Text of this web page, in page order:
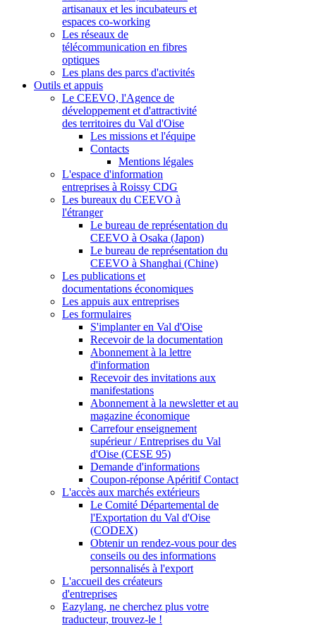
artisanaux et les incubateurs et
espaces co-working
Les réseaux de
télécommunication en fibres
optiques
Les plans des parcs d'activités
Outils et appuis
Le CEEVO, l'Agence de
développement et d'attractivité
des territoires du Val d'Oise
Les missions et l'équipe
Contacts
Mentions légales
L'espace d'information
entreprises à Roissy CDG
Les bureaux du CEEVO à
l'étranger
Le bureau de représentation du
CEEVO à Osaka (Japon)
Le bureau de représentation du
CEEVO à Shanghai (Chine)
Les publications et
documentations économiques
Les appuis aux entreprises
Les formulaires
S'implanter en Val d'Oise
Recevoir de la documentation
Abonnement à la lettre
d'information
Recevoir des invitations aux
manifestations
Abonnement à la newsletter et au
magazine économique
Carrefour enseignement
supérieur / Entreprises du Val
d'Oise (CESE 95)
Demande d'informations
Coupon-réponse Apéritif Contact
L'accès aux marchés extérieurs
Le Comité Départemental de
l'Exportation du Val d'Oise
(CODEX)
Obtenir un rendez-vous pour des
conseils ou des informations
personnalisés à l'export
L'accueil des créateurs
d'entreprises
Eazylang, ne cherchez plus votre
traducteur, trouvez-le !